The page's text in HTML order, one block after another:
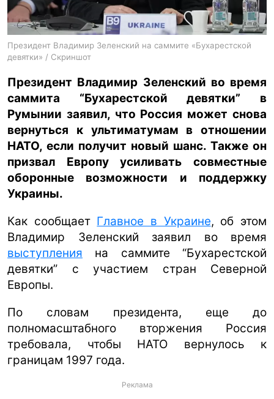
Президент Владимир Зеленский на саммите «Бухарестской
девятки» / Скриншот
Президент Владимир Зеленский во время
саммита “Бухарестской девятки” в
Румынии заявил, что Россия может снова
вернуться к ультиматумам в отношении
НАТО, если получит новый шанс. Также он
призвал Европу усиливать совместные
оборонные возможности и поддержку
Украины.
Как сообщает Главное в Украине, об этом
Владимир Зеленский заявил во время
выступления на саммите “Бухарестской
девятки” с участием стран Северной
Европы.
По словам президента, еще до
полномасштабного вторжения Россия
требовала, чтобы НАТО вернулось к
границам 1997 года.
Реклама